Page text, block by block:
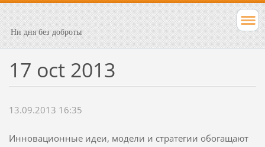
Ни дня без доброты
17 oct 2013
13.09.2013 16:35
Инновационные идеи, модели и стратегии обогащают